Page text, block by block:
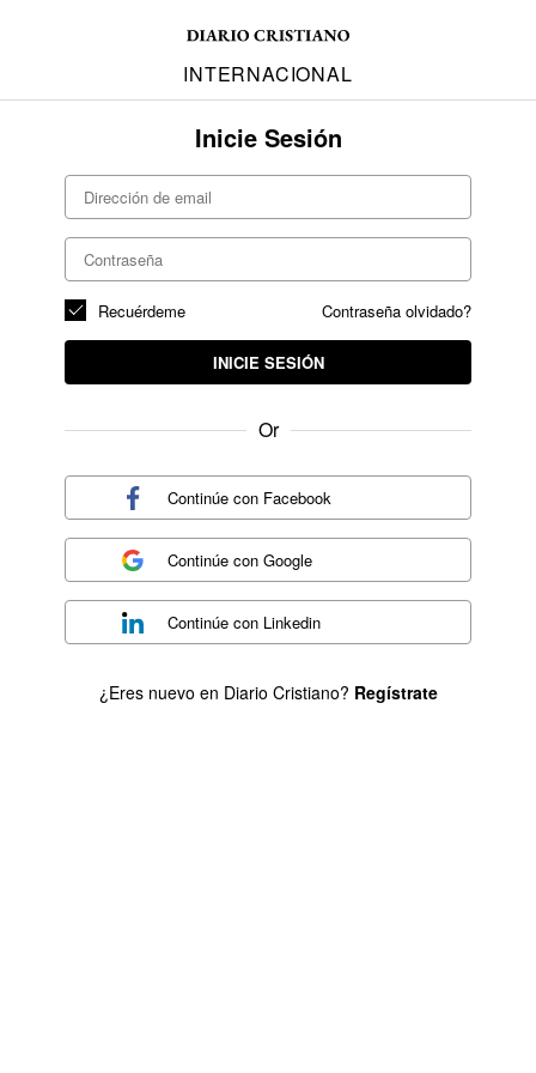
INTERNACIONAL
Inicie Sesión
Contraseña olvidado?
Recuérdeme
INICIE SESIÓN
Or
Continúe con Facebook
Continúe conGoogle
Continúe con Linkedin
¿Eres nuevo en Diario Cristiano? Regístrate